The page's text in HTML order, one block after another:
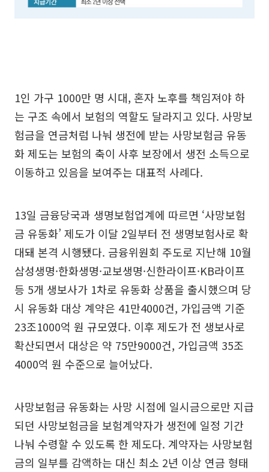
1인 가구 1000만 명 시대, 혼자 노후를 책임져야 하
는 구조 속에서 보험의 역할도 달라지고 있다. 사망보
험금을 연금처럼 나눠 생전에 받는 사망보험금 유동
화 제도는 보험의 축이 사후 보장에서 생전 소득으로
이동하고 있음을 보여주는 대표적 사례다.
13일 금융당국과 생명보험업계에 따르면 ‘사망보험
금 유동화’ 제도가 이달 2일부터 전 생명보험사로 확
대돼 본격 시행됐다. 금융위원회 주도로 지난해 10월
삼성생명·한화생명·교보생명·신한라이프·KB라이프
등 5개 생보사가 1차로 유동화 상품을 출시했으며 당
시 유동화 대상 계약은 41만4000건, 가입금액 기준
23조1000억 원 규모였다. 이후 제도가 전 생보사로
확산되면서 대상은 약 75만9000건, 가입금액 35조
4000억 원 수준으로 늘어났다.
사망보험금 유동화는 사망 시점에 일시금으로만 지급
되던 사망보험금을 보험계약자가 생전에 일정 기간
나눠 수령할 수 있도록 한 제도다. 계약자는 사망보험
금의 일부를 감액하는 대신 최소 2년 이상 연금 형태